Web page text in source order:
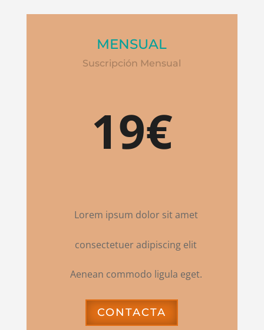
MENSUAL
Suscripción Mensual
19€
Lorem ipsum dolor sit amet
consectetuer adipiscing elit
Aenean commodo ligula eget.
CONTACTA